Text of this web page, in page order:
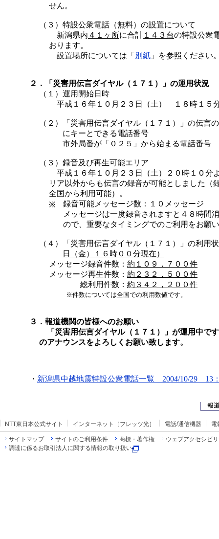
せん。
（３）特設公衆電話（無料）の設置について
新潟県内 ４１ヶ所に合計 １４３台の特設公衆
おります。
設置場所については「 別紙 」を参照ください
２．「災害用伝言ダイヤル（１７１）」の運用状況
（１）運用開始日時
平成１６年１０月２３日（土） １８時１５
（２）
「災害用伝言ダイヤル（１７１）」の伝言
にキーとできる電話番号
市外局番が「０２５」から始まる電話番号
（３）録音及び再生可能エリア
平成１６年１０月２３日（土）２０時１０分
リア以外からも伝言の録音が可能としました（
全国から利用可能）。
※ 録音可能メッセージ数：１０メッセージ
メッセージは一度録音されますと４８時間
ので、重要なタイミングでのご利用をお願
（４）
「災害用伝言ダイヤル（１７１）」の利用
日（金）１６時００分現在）
メッセージ録音件数： 約１０９，７００件
メッセージ再生件数： 約２３２，５００件
総利用件数： 約３４２，２００件
※件数については全国での利用数値です。
３．報道機関の皆様へのお願い
「災害用伝言ダイヤル（１７１）」が運用中で
のアナウンスをよろしくお願い致します。
・ 新潟県中越地震特設公衆電話一覧 2004/10/29 13
NTT東日本公式サイト インターネット［フレッツ光］ 電話/通信機器 電
サイトマップ サイトのご利用条件 商標・著作権
ウェブアクセシビ
調達に係るお取引法人に関する情報の取り扱い